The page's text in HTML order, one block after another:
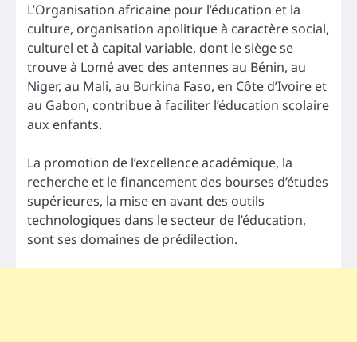
L’Organisation africaine pour l’éducation et la
culture, organisation apolitique à caractère social,
culturel et à capital variable, dont le siège se
trouve à Lomé avec des antennes au Bénin, au
Niger, au Mali, au Burkina Faso, en Côte d’Ivoire et
au Gabon, contribue à faciliter l’éducation scolaire
aux enfants.
La promotion de l’excellence académique, la
recherche et le financement des bourses d’études
supérieures, la mise en avant des outils
technologiques dans le secteur de l’éducation,
sont ses domaines de prédilection.